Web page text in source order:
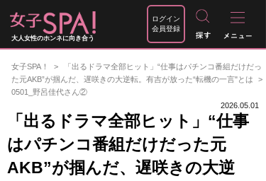
大人女性のホンネに向き合う
ログイン
会員登録
女子SPA！
「出るドラマ全部ヒット」“仕事はパチンコ番組だけだっ
た元AKB”が掴んだ、遅咲きの大逆転。有吉が放った“転機の一言"とは
0501_野呂佳代さん②
2026.05.01
「出るドラマ全部ヒット」“仕事
はパチンコ番組だけだった元
AKB”が掴んだ、遅咲きの大逆